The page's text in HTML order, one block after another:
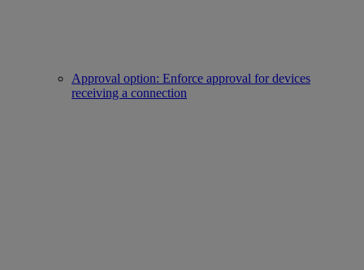
Approval option: Enforce approval for devices
receiving a connection